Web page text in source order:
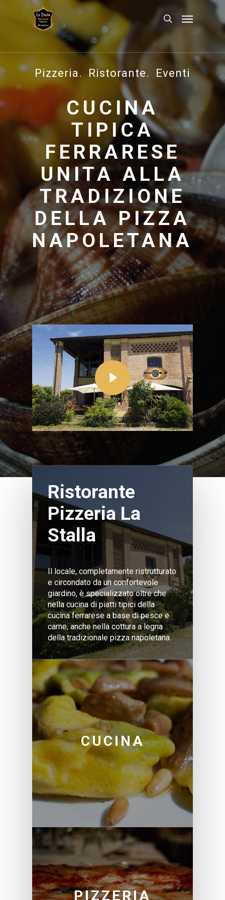
Pizzeria. Ristorante. Eventi
CUCINA
TIPICA
FERRARESE
UNITA ALLA
TRADIZIONE
DELLA PIZZA
NAPOLETANA
Ristorante
Pizzeria La
Stalla
Il locale, completamente ristrutturato
e circondato da un confortevole
giardino, è specializzato oltre che
nella cucina di piatti tipici della
cucina ferrarese a base di pesce e
carne, anche nella cottura a legna
della tradizionale pizza napoletana.
CUCINA
PIZZERIA